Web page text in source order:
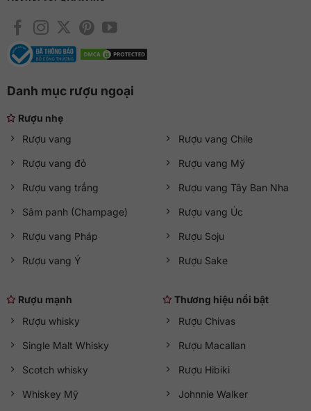
Danh mục rượu ngoại
Rượu nhẹ
Rượu vang
Rượu vang đỏ
Rượu vang trắng
Sâm panh (Champage)
Rượu vang Pháp
Rượu vang Ý
Rượu vang Chile
Rượu vang Mỹ
Rượu vang Tây Ban Nha
Rượu vang Úc
Rượu Soju
Rượu Sake
Rượu mạnh
Rượu whisky
Single Malt Whisky
Scotch whisky
Whiskey Mỹ
Thương hiệu nổi bật
Rượu Chivas
Rượu Macallan
Rượu Hibiki
Johnnie Walker